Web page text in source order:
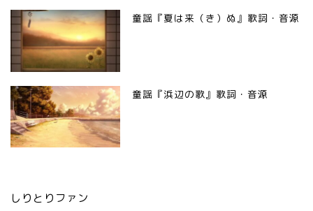
童謡『夏は来（き）ぬ』歌詞・音源
童謡『浜辺の歌』歌詞・音源
しりとりファン